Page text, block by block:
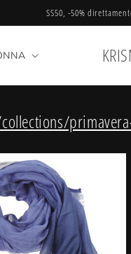
SS50, -50%